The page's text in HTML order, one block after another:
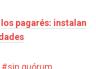
pagarés: instalan
#sin quórum